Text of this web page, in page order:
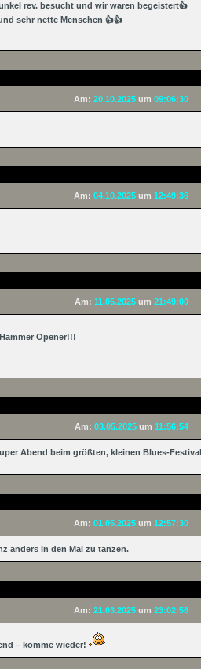
rev. besucht und wir waren begeistert👍
sehr nette Menschen 👍👍
Am: 20.10.2025 um 09:06:30
Am: 04.10.2025 um 12:49:36
Am: 11.05.2025um 21:49:00
Opener!!!
Am: 03.05.2025um 11:56:54
Abend beim größten, kleinen Blues-
Am: 01.05.2025 um 12:57:30
anders in den Mai zu tanzen.
Am: 21.03.2025 um 23:02:56
– komme wieder!